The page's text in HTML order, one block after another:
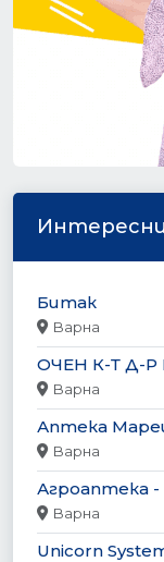
Битак
Варна
ОЧЕН К-Т Д-Р
Варна
Аптека
Варна
Агроаптека -
Варна
Unicorn